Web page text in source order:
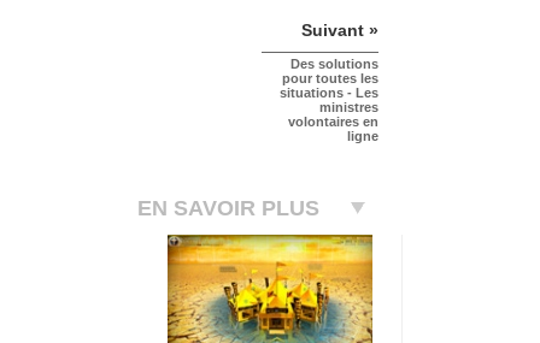
Suivant »
Des solutions
pour toutes les
situations - Les
ministres
volontaires en
ligne
EN SAVOIR PLUS